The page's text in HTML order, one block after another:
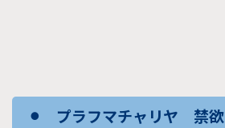
⚫︎ プラフマチャリヤ 禁欲